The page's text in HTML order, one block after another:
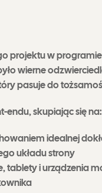
projektu w
wierne
pasuje do
endu, skupiając się na:
idealnej
układu strony
tablety i urządzenia